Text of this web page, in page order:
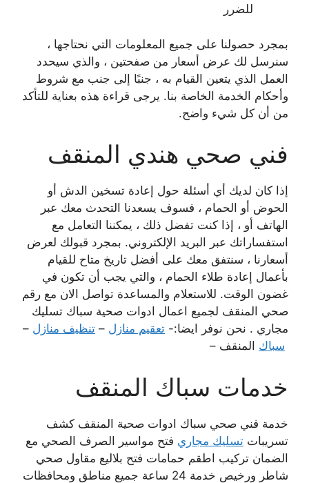
للضرر
بمجرد حصولنا على جميع المعلومات التي نحتاجها ،
سنرسل لك عرض أسعار من صفحتين ، والذي سيحدد
العمل الذي يتعين القيام به ، جنبًا إلى جنب مع شروط
وأحكام الخدمة الخاصة بنا. يرجى قراءة هذه بعناية للتأكد
من أن كل شيء واضح.
فني صحي هندي المنقف
إذا كان لديك أي أسئلة حول إعادة تسخين الدش أو
الحوض أو الحمام ، فسوف يسعدنا التحدث معك عبر
الهاتف أو ، إذا كنت تفضل ذلك ، يمكننا التعامل مع
استفساراتك عبر البريد الإلكتروني. بمجرد قبولك لعرض
أسعارنا ، سنتفق معك على أفضل تاريخ متاح للقيام
بأعمال إعادة طلاء الحمام ، والتي يجب أن تكون في
غضون الوقت. للاستعلام والمساعدة تواصل الان مع رقم
صحي المنقف لجميع اعمال ادوات صحية سباك تسليك
مجاري . نحن نوفر ايضا:- تعقيم منازل – تنظيف منازل –
سباك المنقف –
خدمات سباك المنقف
خدمة فني صحي سباك ادوات صحية المنقف كشف
تسريبات تسليك مجاري فتح مواسير الصرف الصحي مع
الضمان تركيب اطقم حمامات فتح بلاليع مقاول صحي
شاطر ورخيص خدمة 24 ساعة جميع مناطق ومحافظات